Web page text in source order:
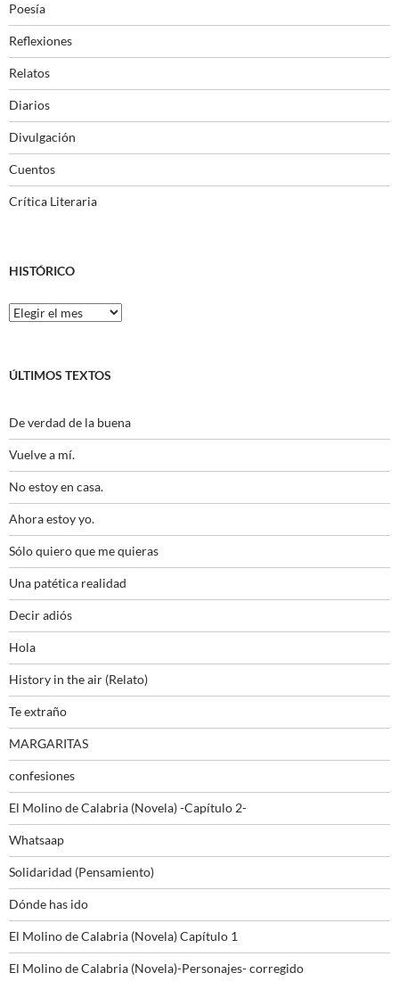
Poesía
Reflexiones
Relatos
Diarios
Divulgación
Cuentos
Crítica Literaria
HISTÓRICO
Histórico
ÚLTIMOS TEXTOS
De verdad de la buena
Vuelve a mí.
No estoy en casa.
Ahora estoy yo.
Sólo quiero que me quieras
Una patética realidad
Decir adiós
Hola
History in the air (Relato)
Te extraño
MARGARITAS
confesiones
El Molino de Calabria (Novela) -Capítulo 2-
Whatsaap
Solidaridad (Pensamiento)
Dónde has ido
El Molino de Calabria (Novela) Capítulo 1
El Molino de Calabria (Novela)-Personajes- corregido